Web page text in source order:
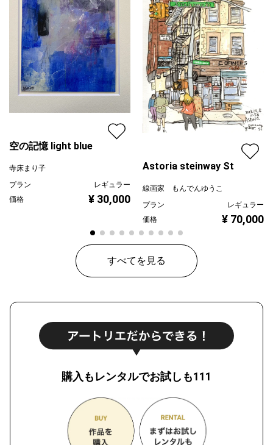
空の記憶 light blue
寺床まり子
プラン
レギュラー
価格
¥ 30,000
Astoria steinway St
線画家 もんでんゆうこ
プラン
レギュラー
価格
¥ 70,000
すべてを見る
購入もレンタルでお試しも111